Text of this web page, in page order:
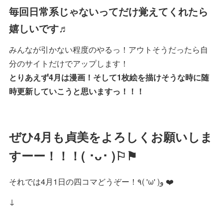
毎回日常系じゃないってだけ覚えてくれたら
嬉しいです♬
みんなが引かない程度のやるっ！アウトそうだったら自
分のサイトだけでアップします！
とりあえず4月は漫画！そして1枚絵を描けそうな時に随
時更新していこうと思いますっ！！！
ぜひ4月も貞美をよろしくお願いしま
すーー！！！( ･ᴗ･ )⚐⚑
それでは4月1日の四コマどうぞー！٩( 'ω' )و ❤️
↓